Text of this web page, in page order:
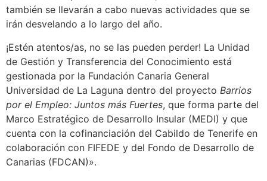
también se llevarán a cabo nuevas actividades que se
irán desvelando a lo largo del año.
¡Estén atentos/as, no se las pueden perder! La Unidad
de Gestión y Transferencia del Conocimiento está
gestionada por la Fundación Canaria General
Universidad de La Laguna dentro del proyecto Barrios
por el Empleo: Juntos más Fuertes, que forma parte del
Marco Estratégico de Desarrollo Insular (MEDI) y que
cuenta con la cofinanciación del Cabildo de Tenerife en
colaboración con FIFEDE y del Fondo de Desarrollo de
Canarias (FDCAN)».